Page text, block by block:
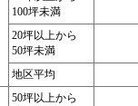
100坪未満
20坪以上から
50坪未満
地区平均
50坪以上から